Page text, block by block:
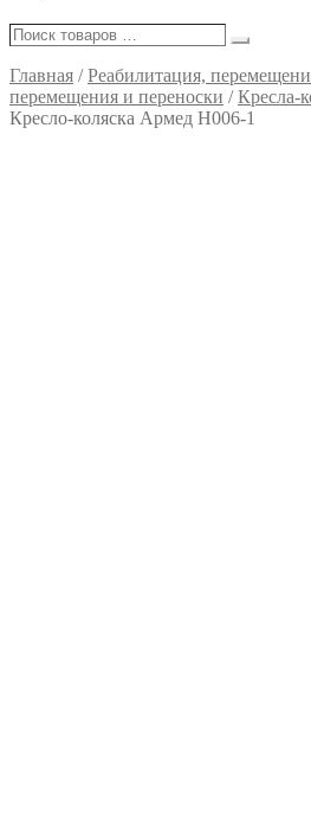
Поиск
…
Поиск
Главная /Реабилитация,
перемещения и переноски /Кресла-
Кресло-коляска Армед H006-1